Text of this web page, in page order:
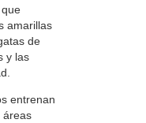
amarillas
de
y las
entrenan
áreas